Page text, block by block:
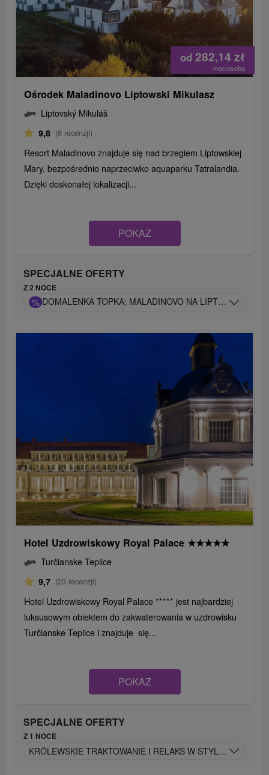
od 282,14 zł
/noc/osoba
Ośrodek Maladinovo Liptowski Mikulasz
Liptovský Mikuláš
9,8 (6 recenzji)
Resort Maladinovo znajduje się nad brzegiem Liptowskiej
Mary, bezpośrednio naprzeciwko aquaparku Tatralandia.
Dzięki doskonałej lokalizacji...
POKAZ
SPECJALNE OFERTY
Z 2 NOCE
% DOMALENKA TOPKA: MALADINOVO NA LIPTOWIE,
Hotel Uzdrowiskowy Royal Palace ★★★★★
Turčianske Teplice
9,7 (23 recenzji)
Hotel Uzdrowiskowy Royal Palace ***** jest najbardziej
luksusowym obiektem do zakwaterowania w uzdrowisku
Turčianske Teplice i znajduje się...
POKAZ
SPECJALNE OFERTY
Z 1 NOCE
KRÓLEWSKIE TRAKTOWANIE I RELAKS W STYLU ART